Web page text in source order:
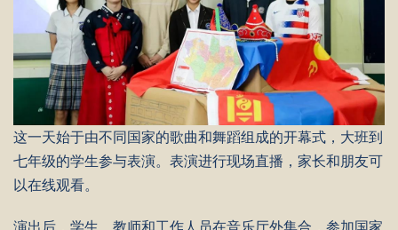
这一天始于由不同国家的歌曲和舞蹈组成的开幕式，大班到
七年级的学生参与表演。表演进行现场直播，家长和朋友可
以在线观看。
演出后，学生、教师和工作人员在音乐厅外集合，参加国家